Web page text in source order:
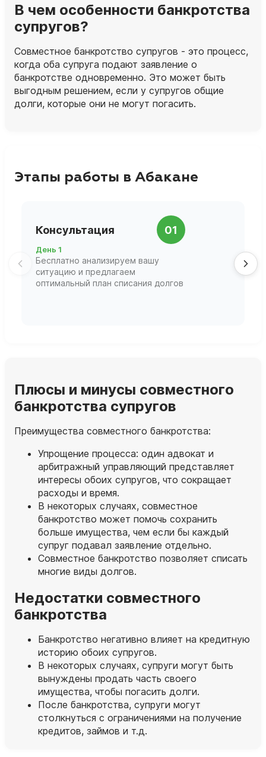
В чем особенности банкротства
супругов?
Совместное банкротство супругов - это процесс,
когда оба супруга подают заявление о
банкротстве одновременно. Это может быть
выгодным решением, если у супругов общие
долги, которые они не могут погасить.
Этапы работы в Абакане
Консультация 01
День 1
Бесплатно анализируем вашу
ситуацию и предлагаем
оптимальный план списания долгов
Плюсы и минусы совместного
банкротства супругов
Преимущества совместного банкротства:
Упрощение процесса: один адвокат и
арбитражный управляющий представляет
интересы обоих супругов, что сокращает
расходы и время.
В некоторых случаях, совместное
банкротство может помочь сохранить
больше имущества, чем если бы каждый
супруг подавал заявление отдельно.
Совместное банкротство позволяет списать
многие виды долгов.
Недостатки совместного
банкротства
Банкротство негативно влияет на кредитную
историю обоих супругов.
В некоторых случаях, супруги могут быть
вынуждены продать часть своего
имущества, чтобы погасить долги.
После банкротства, супруги могут
столкнуться с ограничениями на получение
кредитов, займов и т.д.